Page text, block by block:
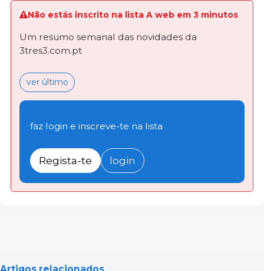
Não estás inscrito na lista A web em 3 minutos
Um resumo semanal das novidades da
3tres3.com.pt
ver último
faz login e inscreve-te na lista
Regista-te login